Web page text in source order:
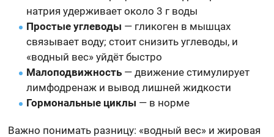
натрия удерживает около 3 г воды
Простые углеводы — гликоген в мышцах
связывает воду; стоит снизить углеводы, и
«водный вес» уйдёт быстро
Малоподвижность — движение стимулирует
лимфодренаж и вывод лишней жидкости
Гормональные циклы — в норме
Важно понимать разницу: «водный вес» и жировая